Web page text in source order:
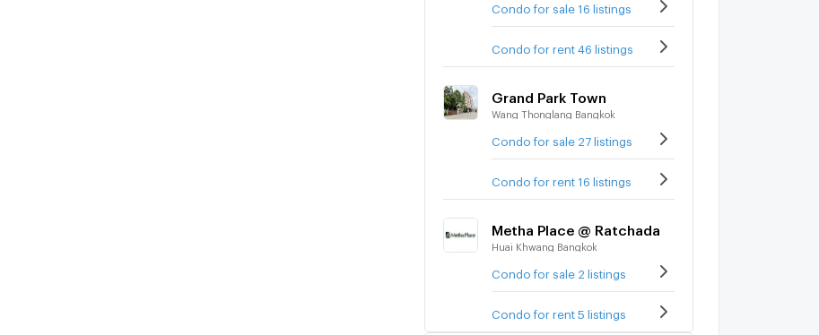
Condo for sale 16 listings
Condo for rent 46 listings
Grand Park Town
Wang Thonglang Bangkok
Condo for sale 27 listings
Condo for rent 16 listings
Metha Place @ Ratchada
Huai Khwang Bangkok
Condo for sale 2 listings
Condo for rent 5 listings